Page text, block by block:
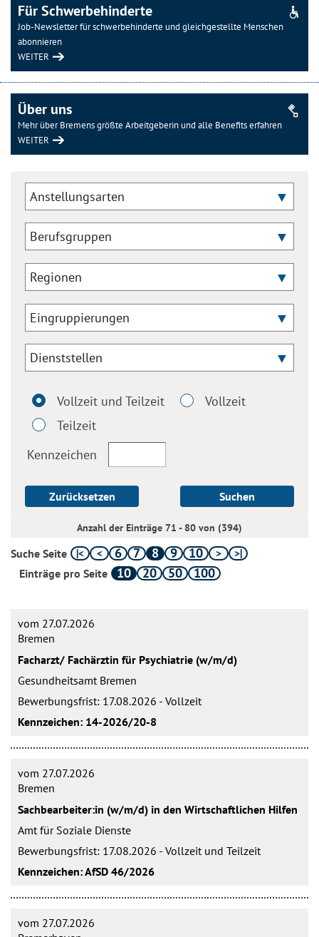
Für Schwerbehinderte
Job-Newsletter für schwerbehinderte und gleichgestellte Menschen
abonnieren
WEITER
Über uns
Mehr über Bremens größte Arbeitgeberin und alle Benefits erfahren
WEITER
Anstellungsarten
Berufsgruppen
Regionen
Eingruppierungen
Dienststellen
Vollzeit und Teilzeit
Vollzeit
Teilzeit
Kennzeichen
Zurücksetzen Suchen
Anzahl der Einträge 71 - 80 von (394)
Suche Seite 6 7 8 9 10
Einträge pro Seite 10 20 50 100
vom 27.07.2026
Bremen
Facharzt/ Fachärztin für Psychiatrie (w/m/d)
Gesundheitsamt Bremen
Bewerbungsfrist: 17.08.2026 - Vollzeit
Kennzeichen: 14-2026/20-8
vom 27.07.2026
Bremen
Sachbearbeiter:in (w/m/d) in den Wirtschaftlichen Hilfen
Amt für Soziale Dienste
Bewerbungsfrist: 17.08.2026 - Vollzeit und Teilzeit
Kennzeichen: AfSD 46/2026
vom 27.07.2026